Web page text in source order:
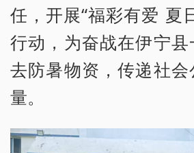
任，开展“福彩有爱 夏
行动，为奋战在伊宁
去防暑物资，传递社
量。